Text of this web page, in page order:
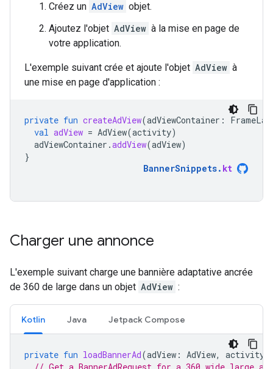
Créez un AdView objet.
Ajoutez l'objet AdView à la mise en page de
votre application.
L'exemple suivant crée et ajoute l'objet AdView à
une mise en page d'application :
private fun createAdView(adViewContainer :
val adView = AdView(activity)
adViewContainer .addView(adView)
}
BannerSnippets. kt
Charger une annonce
L'exemple suivant charge une bannière adaptative ancrée
de 360 de large dans un objet AdView :
Kotlin Java Jetpack Compose
private fun loadBannerAd(adView : AdView, activity